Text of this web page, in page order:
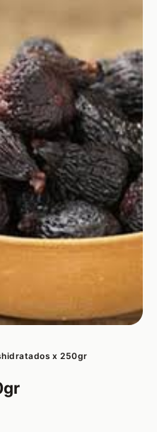
x 250gr